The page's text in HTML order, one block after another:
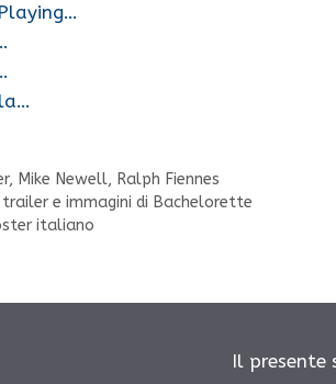
, Mike Newell, Ralph Fiennes
e immagini di Bachelorette
italiano
Il presente